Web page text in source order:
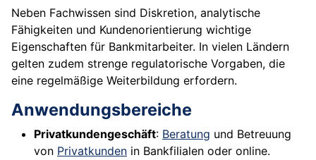
Neben Fachwissen sind Diskretion, analytische
Fähigkeiten und Kundenorientierung wichtige
Eigenschaften für Bankmitarbeiter. In vielen Ländern
gelten zudem strenge regulatorische Vorgaben, die
eine regelmäßige Weiterbildung erfordern.
Anwendungsbereiche
Privatkundengeschäft: Beratung und Betreuung
von Privatkunden in Bankfilialen oder online.